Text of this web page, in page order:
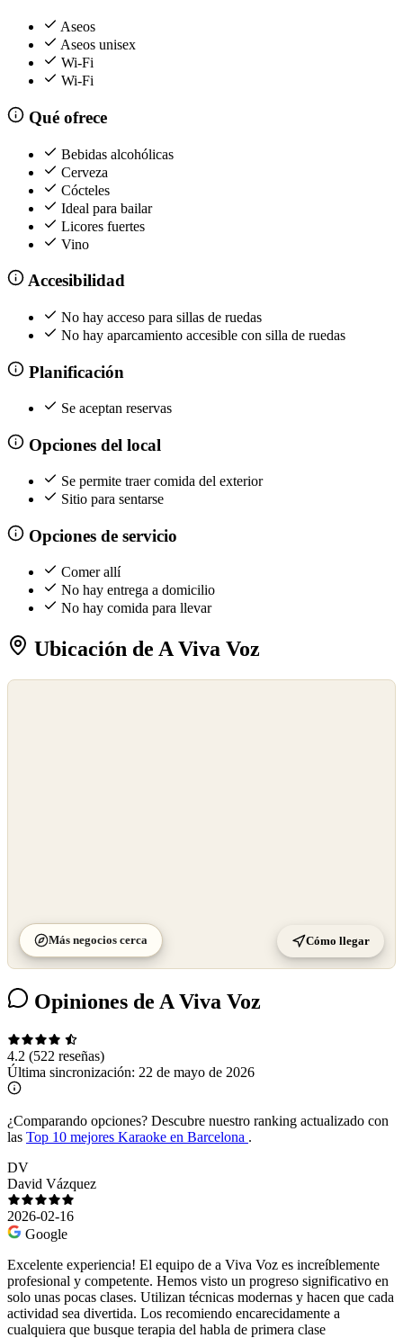
Aseos
Aseos unisex
Wi-Fi
Wi-Fi
Qué ofrece
Bebidas alcohólicas
Cerveza
Cócteles
Ideal para bailar
Licores fuertes
Vino
Accesibilidad
No hay acceso para sillas de ruedas
No hay aparcamiento accesible con silla de ruedas
Planificación
Se aceptan reservas
Opciones del local
Se permite traer comida del exterior
Sitio para sentarse
Opciones de servicio
Comer allí
No hay entrega a domicilio
No hay comida para llevar
Ubicación de A Viva Voz
Más negocios cerca Cómo llegar
Opiniones de A Viva Voz
4.2 (522 reseñas)
Última sincronización: 22 de mayo de 2026
¿Comparando opciones? Descubre nuestro ranking actualizado con
las Top 10 mejores Karaoke en Barcelona .
DV
David Vázquez
2026-02-16
Google
Excelente experiencia! El equipo de a Viva Voz es increíblemente
profesional y competente. Hemos visto un progreso significativo en
solo unas pocas clases. Utilizan técnicas modernas y hacen que cada
actividad sea divertida. Los recomiendo encarecidamente a
cualquiera que busque terapia del habla de primera clase